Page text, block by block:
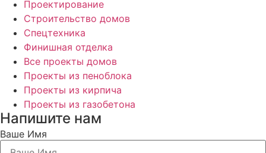
Проектирование
Строительство домов
Спецтехника
Финишная отделка
Все проекты домов
Проекты из пеноблока
Проекты из кирпича
Проекты из газобетона
Напишите нам
Ваше Имя